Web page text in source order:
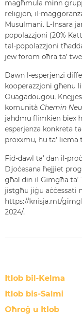
magħmula minn
reliġjon, il-
Musulmani. L-Insara
popolazzjoni (20%
tal-popolazzjoni
jew forom oħra ta’
Dawn l-esperjenzi
kooperazzjoni għenu
Ouagadougou,
komunità Chemin
jaħdmu flimkien biex
esperjenza konkreta
proxxmu, hu ta’
Fid-dawl ta’ dan il-
Djoċesana ħejjiet
għal din il-Ġimgħa ta’
jistgħu jiġu aċċessati
https://knisja.mt/
2024/.
Itlob bil-Kelma
Itlob bis-Salmi
Oħroġ u Itlob